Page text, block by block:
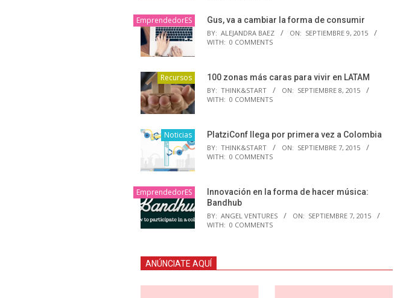
EmprendedorES Gus, va a cambiar la forma de consumir
BY: ALEJANDRA BAEZ ON: SEPTIEMBRE 9, 2015
WITH: 0 COMMENTS
Recursos 100 zonas más caras para vivir en LATAM
BY: THINK&START ON: SEPTIEMBRE 8, 2015
WITH: 0 COMMENTS
Noticias PlatziConf llega por primera vez a Colombia
BY: THINK&START ON: SEPTIEMBRE 7, 2015
WITH: 0 COMMENTS
EmprendedorES
Innovación en la forma de hacer música:
Bandhub
BY: ANGEL VENTURES ON: SEPTIEMBRE 7, 2015
WITH: 0 COMMENTS
ANÚNCIATE AQUÍ